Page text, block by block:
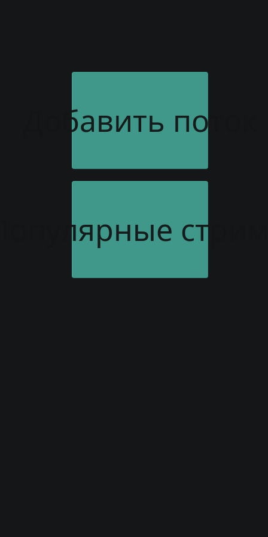
Добавить поток